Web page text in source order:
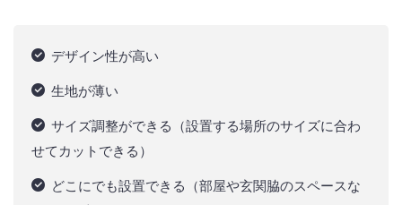
デザイン性が高い
生地が薄い
サイズ調整ができる（設置する場所のサイズに合わ
せてカットできる）
どこにでも設置できる（部屋や玄関脇のスペースな